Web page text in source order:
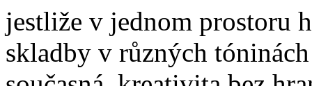
jestliže v jednom prostoru
skladby v různých